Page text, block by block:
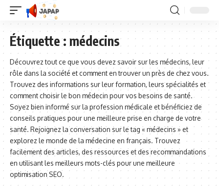
Étiquette :médecins
Découvrez tout ce que vous devez savoir sur les médecins, leur
rôle dans la société et comment en trouver un près de chez vous.
Trouvez des informations sur leur formation, leurs spécialités et
comment choisir le bon médecin pour vos besoins de santé.
Soyez bien informé sur la profession médicale et bénéficiez de
conseils pratiques pour une meilleure prise en charge de votre
santé. Rejoignez la conversation sur le tag « médecins » et
explorez le monde de la médecine en français. Trouvez
facilement des articles, des ressources et des recommandations
en utilisant les meilleurs mots-clés pour une meilleure
optimisation SEO.